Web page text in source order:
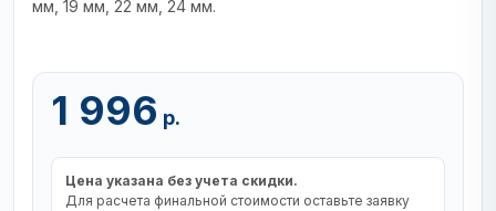
мм, 19 мм, 22 мм, 24 мм.
1 996 р.
Цена указана без учета скидки.
Для расчета финальной стоимости оставьте заявку